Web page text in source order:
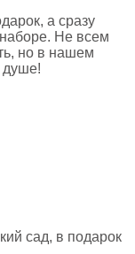
а сразу
Не всем
но в нашем
душе!
сад, в подарок